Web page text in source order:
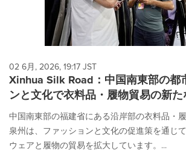
02 6月, 2026, 19:17 JST
Xinhua Silk Road：中国南東部の都
ンと文化で衣料品・履物貿易の新た
中国南東部の福建省にある沿岸部の衣料品・
泉州は、ファッションと文化の促進策を通じ
ウェアと履物の貿易を拡大しています。...